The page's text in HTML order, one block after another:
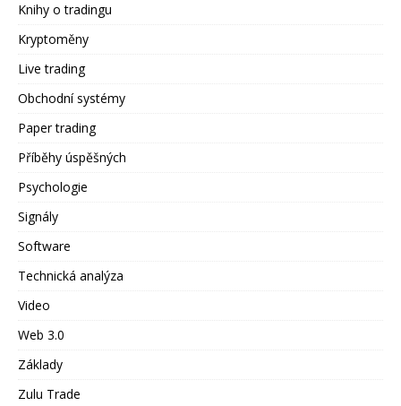
Knihy o tradingu
Kryptoměny
Live trading
Obchodní systémy
Paper trading
Příběhy úspěšných
Psychologie
Signály
Software
Technická analýza
Video
Web 3.0
Základy
Zulu Trade